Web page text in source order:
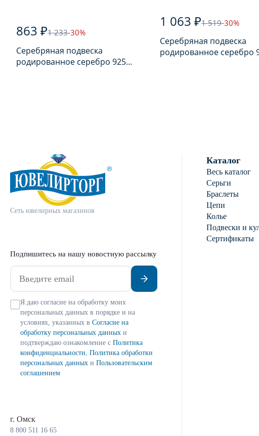
863 ₽1 233-30%
Серебряная подвеска
родированное серебро 925
1 063 ₽1 519-30%
Серебряная подвеска
родированное серебро
Сеть ювелирных магазинов
Подпишитесь на нашу новостную рассылку
Я даю согласие на обработку моих
персональных данных в порядке и на
условиях, указанных в Согласие на
обработку персональных данных и
подтверждаю ознакомление с Политика
конфиденциальности Политика обработки
персональных данных и Пользовательским
соглашением
г. Омск
8 800 511 16 65
Каталог
Весь каталог
Серьги
Браслеты
Цепи
Колье
Подвески и
Сертификаты